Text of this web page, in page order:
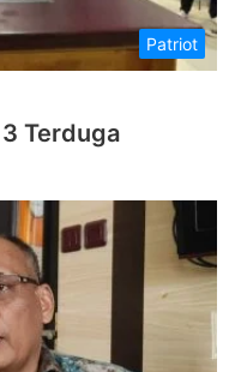
Patriot
Terduga